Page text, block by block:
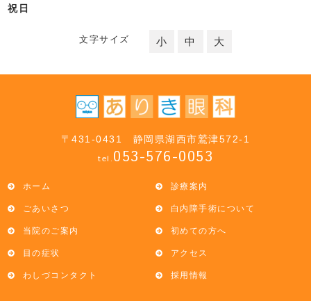
祝日
文字サイズ 小 中 大
〒431-0431 静岡県湖西市鷲津572-1
tel.053-576-0053
ホーム
ごあいさつ
当院のご案内
診療案内
白内障手術について
初めての方へ
目の症状
わしづコンタクト
アクセス
採用情報